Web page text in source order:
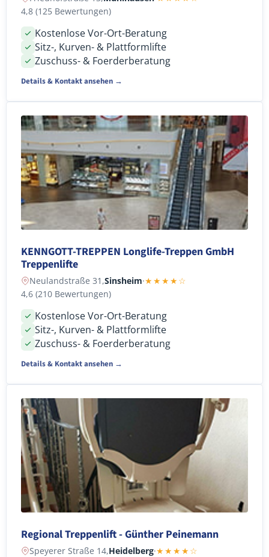
4,8 (125 Bewertungen)
Kostenlose Vor-Ort-Beratung
Sitz-, Kurven- & Plattformlifte
Zuschuss- & Foerderberatung
Details & Kontakt ansehen →
KENNGOTT-TREPPEN Longlife-Treppen GmbH
Treppenlifte
Neulandstraße 31,Sinsheim·★★★★☆
4,6 (210 Bewertungen)
Kostenlose Vor-Ort-Beratung
Sitz-, Kurven- & Plattformlifte
Zuschuss- & Foerderberatung
Details & Kontakt ansehen →
Regional Treppenlift - Günther Peinemann
Speyerer Straße 14,Heidelberg·★★★★☆